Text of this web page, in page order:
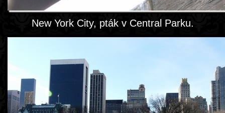
New York City, pták v Central Parku.